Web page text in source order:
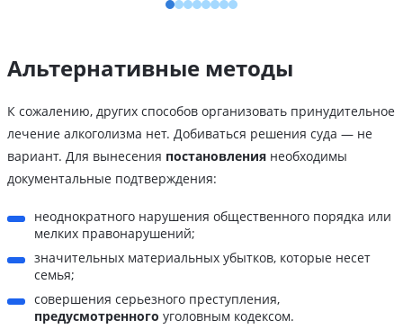
Альтернативные методы
К сожалению, других способов организовать принудительное
лечение алкоголизма нет. Добиваться решения суда — не
вариант. Для вынесения постановления необходимы
документальные подтверждения:
неоднократного нарушения общественного порядка или
мелких правонарушений;
значительных материальных убытков, которые несет
семья;
совершения серьезного преступления,
предусмотренного уголовным кодексом.